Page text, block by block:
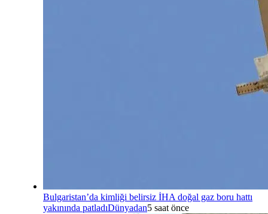
Bulgaristan’da kimliği belirsiz İHA doğal gaz boru hattı
yakınında patladıDünyadan5 saat önce